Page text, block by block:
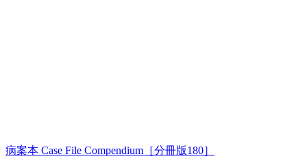
病案本 Case File Compendium［分冊版180］